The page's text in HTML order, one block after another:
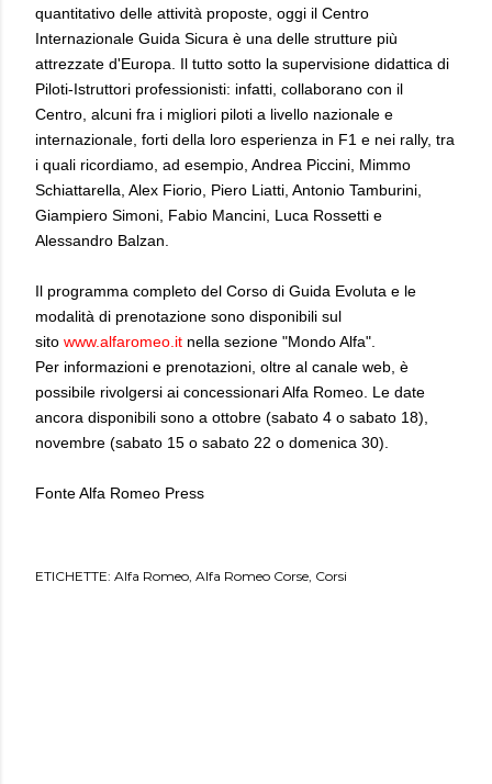
quantitativo delle attività proposte, oggi il Centro
Internazionale Guida Sicura è una delle strutture più
attrezzate d'Europa. Il tutto sotto la supervisione didattica di
Piloti-Istruttori professionisti: infatti, collaborano con il
Centro, alcuni fra i migliori piloti a livello nazionale e
internazionale, forti della loro esperienza in F1 e nei rally, tra
i quali ricordiamo, ad esempio, Andrea Piccini, Mimmo
Schiattarella, Alex Fiorio, Piero Liatti, Antonio Tamburini,
Giampiero Simoni, Fabio Mancini, Luca Rossetti e
Alessandro Balzan.
Il programma completo del Corso di Guida Evoluta e le
modalità di prenotazione sono disponibili sul
sito www.alfaromeo.it nella sezione "Mondo Alfa".
Per informazioni e prenotazioni, oltre al canale web, è
possibile rivolgersi ai concessionari Alfa Romeo. Le date
ancora disponibili sono a ottobre (sabato 4 o sabato 18),
novembre (sabato 15 o sabato 22 o domenica 30).
Fonte Alfa Romeo Press
ETICHETTE: Alfa Romeo Alfa Romeo Corse Corsi